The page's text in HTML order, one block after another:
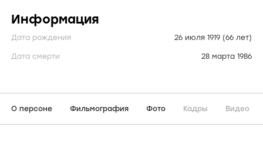
Информация
Дата рождения 26 июля 1919 (66 лет)
Дата смерти 28 марта 1986
О персоне Фильмография Фото Кадры Видео